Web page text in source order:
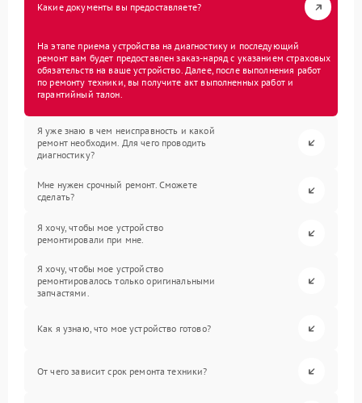
Какие документы вы предоставляете?
На этапе приема устройства на диагностику и последующий
ремонт вам будет предоставлен заказ-наряд с указанием страховых
обязательств на ваше устройство. Далее, после выполнения работ
по ремонту техники, вы получите акт выполненных работ и
гарантийный талон.
Я уже знаю в чем неисправность и какой
ремонт необходим. Для чего проводить
диагностику?
Мне нужен срочный ремонт. Сможете
сделать?
Я хочу, чтобы мое устройство
ремонтировали при мне.
Я хочу, чтобы мое устройство
ремонтировалось только оригинальными
запчастями.
Как я узнаю, что мое устройство готово?
От чего зависит срок ремонта техники?